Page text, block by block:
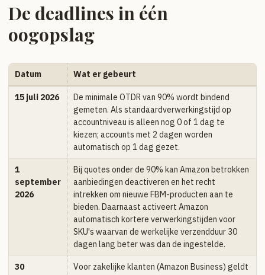
De deadlines in één
oogopslag
Datum Wat er gebeurt
15 juli 2026
De minimale OTDR van 90% wordt bindend
gemeten. Als standaardverwerkingstijd op
accountniveau is alleen nog 0 of 1 dag te
kiezen; accounts met 2 dagen worden
automatisch op 1 dag gezet.
1
september
2026
Bij quotes onder de 90% kan Amazon betrokken
aanbiedingen deactiveren en het recht
intrekken om nieuwe FBM-producten aan te
bieden. Daarnaast activeert Amazon
automatisch kortere verwerkingstijden voor
SKU's waarvan de werkelijke verzendduur 30
dagen lang beter was dan de ingestelde.
30
Voor zakelijke klanten (Amazon Business) geldt